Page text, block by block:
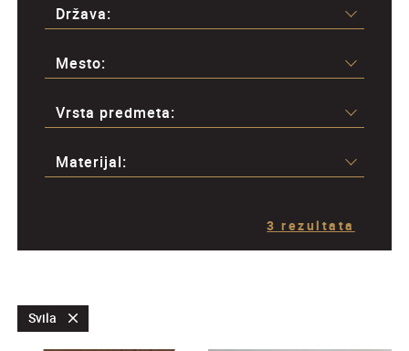
Država:
Mesto:
Vrsta predmeta:
Materijal:
3 rezultata
Svila